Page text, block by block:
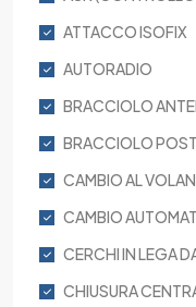
ATTACCO ISOFIX
AUTORADIO
BRACCIOLO
BRACCIOLO
CAMBIO AL
CAMBIO
CERCHI IN LEGA
CHIUSURA